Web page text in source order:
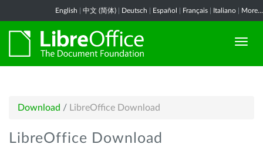
English 中文 (简体) Deutsch Español Français Italiano More...
Download / LibreOffice Download
LibreOffice Download